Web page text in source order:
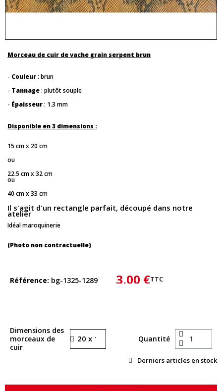
Morceau de cuir de vache grain serpent brun
- Couleur: brun
- Tannage: plutôt souple
- Épaisseur: 1.3 mm
Disponible en 3 dimensions :
15 cm x 20 cm
ou
22.5 cm x 32 cm
ou
40 cm x 33 cm
Il s'agit d'un rectangle parfait, découpé dans notre
atelier
Idéal maroquinerie
(Photo non contractuelle)
Référence bg-1325-1289 3,00 €TTC
Dimensions des
morceaux de
cuir
Quantité
Derniers articles en stock